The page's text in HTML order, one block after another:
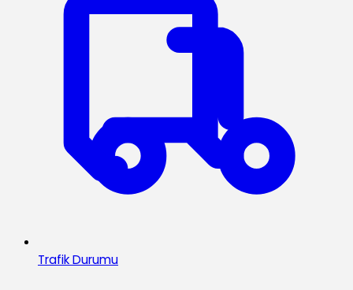
Trafik Durumu